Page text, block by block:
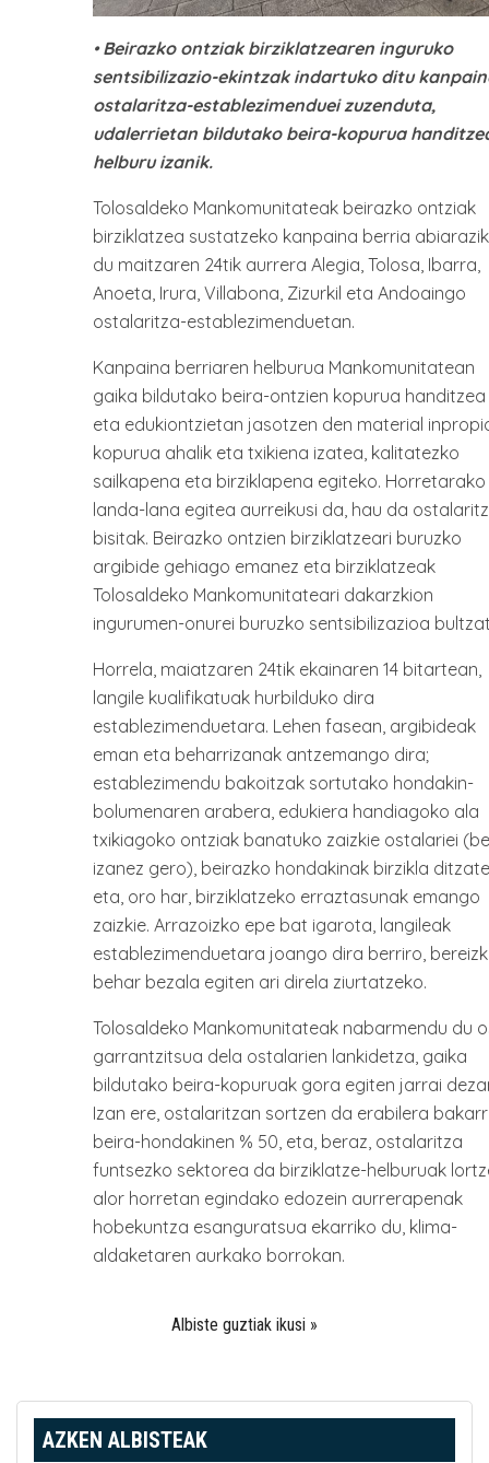
•Beirazko ontziak birziklatzearen inguruko
sentsibilizazio-ekintzak indartuko ditu
ostalaritza-establezimenduei zuzenduta,
udalerrietan bildutako beira-kopurua
helburu izanik.
Tolosaldeko Mankomunitateak beirazko ontziak
birziklatzea sustatzeko kanpaina berria
du maitzaren 24tik aurrera Alegia, Tolosa, Ibarra,
Anoeta, Irura, Villabona, Zizurkil eta Andoaingo
ostalaritza-establezimenduetan.
Kanpaina berriaren helburua Mankomunitatean
gaika bildutako beira-ontzien kopurua
eta edukiontzietan jasotzen den material
kopurua ahalik eta txikiena izatea, kalitatezko
sailkapena eta birziklapena egiteko. Horretarako
landa-lana egitea aurreikusi da, hau da
bisitak. Beirazko ontzien birziklatzeari buruzko
argibide gehiago emanez eta birziklatzeak
Tolosaldeko Mankomunitateari dakarzkion
ingurumen-onurei buruzko sentsibilizazioa
Horrela, maiatzaren 24tik ekainaren 14 bitartean,
langile kualifikatuak hurbilduko dira
establezimenduetara. Lehen fasean, argibideak
eman eta beharrizanak antzemango dira;
establezimendu bakoitzak sortutako hondakin-
bolumenaren arabera, edukiera handiagoko ala
txikiagoko ontziak banatuko zaizkie ostalariei
izanez gero), beirazko hondakinak birzikla
eta, oro har, birziklatzeko erraztasunak emango
zaizkie. Arrazoizko epe bat igarota, langileak
establezimenduetara joango dira berriro,
behar bezala egiten ari direla ziurtatzeko.
Tolosaldeko Mankomunitateak nabarmendu du
garrantzitsua dela ostalarien lankidetza, gaika
bildutako beira-kopuruak gora egiten jarrai
Izan ere, ostalaritzan sortzen da erabilera
beira-hondakinen % 50, eta, beraz, ostalaritza
funtsezko sektorea da birziklatze-helburuak
alor horretan egindako edozein aurrerapenak
hobekuntza esanguratsua ekarriko du, klima-
aldaketaren aurkako borrokan.
Albiste guztiak ikusi »
AZKEN ALBISTEAK